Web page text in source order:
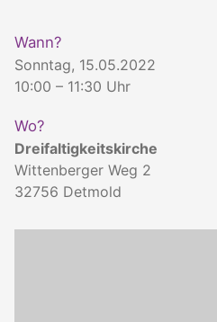
Wann?
Sonntag, 15.05.2022
10:00 – 11:30 Uhr
Wo?
Dreifaltigkeitskirche
Wittenberger Weg 2
32756 Detmold